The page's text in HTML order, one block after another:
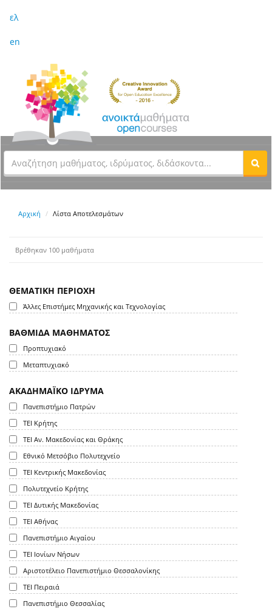
ελ
en
Αρχική Λίστα Αποτελεσμάτων
Βρέθηκαν 100 μαθήματα
ΘΕΜΑΤΙΚΗ ΠΕΡΙΟΧΗ
Άλλες Επιστήμες Μηχανικής και Τεχνολογίας
ΒΑΘΜΙΔΑ ΜΑΘΗΜΑΤΟΣ
Προπτυχιακό
Μεταπτυχιακό
ΑΚΑΔΗΜΑΪΚΟ ΙΔΡΥΜΑ
Πανεπιστήμιο Πατρών
ΤΕΙ Κρήτης
ΤΕΙ Αν. Μακεδονίας και Θράκης
Εθνικό Μετσόβιο Πολυτεχνείο
ΤΕΙ Κεντρικής Μακεδονίας
Πολυτεχνείο Κρήτης
ΤΕΙ Δυτικής Μακεδονίας
ΤΕΙ Αθήνας
Πανεπιστήμιο Αιγαίου
ΤΕΙ Ιονίων Νήσων
Αριστοτέλειο Πανεπιστήμιο Θεσσαλονίκης
ΤΕΙ Πειραιά
Πανεπιστήμιο Θεσσαλίας